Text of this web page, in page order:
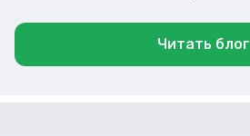
Читать блог